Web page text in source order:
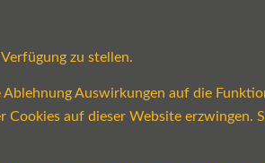
zu stellen.
Auswirkungen auf die
auf dieser Website erzwingen.